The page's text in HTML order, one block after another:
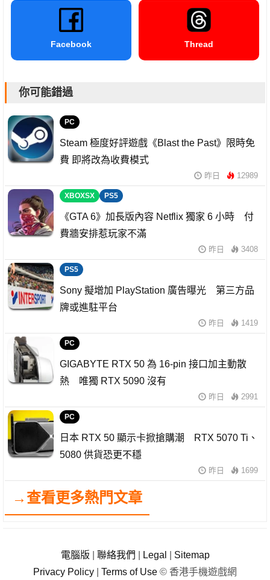
Facebook Thread
你可能錯過
PC
Steam 極度好評遊戲《Blast the Past》限時免
費 即將改為收費模式
昨日 12989
XBOXSX PS5
《GTA 6》加長版內容 Netflix 獨家 6 小時 付
費牆安排惹玩家不滿
昨日 3408
PS5
Sony 擬增加 PlayStation 廣告曝光 第三方品
牌或進駐平台
昨日 1419
PC
GIGABYTE RTX 50 為 16-pin 接口加主動散
熱 唯獨 RTX 5090 沒有
昨日 2991
PC
日本 RTX 50 顯示卡掀搶購潮 RTX 5070 Ti、
5080 供貨恐更不穩
昨日 1699
→查看更多熱門文章
電腦版 聯絡我們 Legal
Sitemap
Privacy Policy
Terms of Use © 香港手機遊戲網